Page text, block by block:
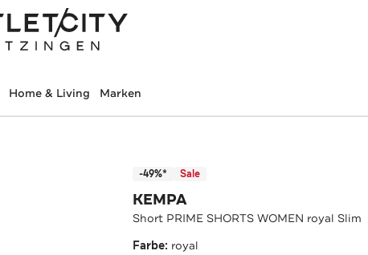
Home & Living Marken
-49%* Sale
KEMPA
Short PRIME SHORTS WOMEN royal Slim
Farbe: royal